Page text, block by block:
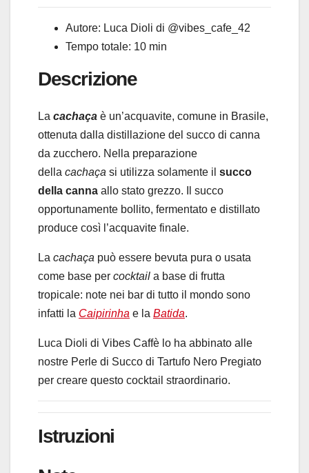
Autore: Luca Dioli di @vibes_cafe_42
Tempo totale: 10 min
Descrizione
La cachaça è un’acquavite, comune in Brasile,
ottenuta dalla distillazione del succo di canna
da zucchero. Nella preparazione
della cachaça si utilizza solamente il succo
della canna allo stato grezzo. Il succo
opportunamente bollito, fermentato e distillato
produce così l’acquavite finale.
La cachaça può essere bevuta pura o usata
come base per cocktail a base di frutta
tropicale: note nei bar di tutto il mondo sono
infatti la Caipirinha e la Batida.
Luca Dioli di Vibes Caffè lo ha abbinato alle
nostre Perle di Succo di Tartufo Nero Pregiato
per creare questo cocktail straordinario.
Istruzioni